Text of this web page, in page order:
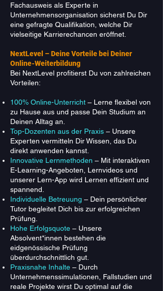
Fachausweis als Experte in
Unternehmensorganisation sicherst Du Dir
eine gefragte Qualifikation, welche Dir
vielseitige Karrierechancen eröffnet.
NextLevel – Deine Vorteile bei Deiner
Online-Weiterbildung
Bei NextLevel profitierst Du von zahlreichen
Vorteilen:
100% Online-Unterricht – Lerne flexibel von
zu Hause aus und passe Dein Studium an
Deinen Alltag an.
Top-Dozenten aus der Praxis – Unsere
Experten vermitteln Dir Wissen, das Du
direkt anwenden kannst.
Innovative Lernmethoden – Mit interaktiven
E-Learning-Angeboten, Lernvideos und
unserer Lern-App wird Lernen effizient und
spannend.
Individuelle Betreuung – Dein persönlicher
Tutor begleitet Dich bis zur erfolgreichen
Prüfung.
Hohe Erfolgsquote – Unsere
Absolvent*innen bestehen die
eidgenössische Prüfung
überdurchschnittlich gut.
Praxisnahe Inhalte – Durch
Unternehmenssimulationen, Fallstudien und
reale Projekte wirst Du optimal auf die